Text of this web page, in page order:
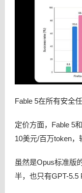
Fable 5在所有安全
定价方面，Fable 5
10美元/百万token，
虽然是Opus标准版
半，也只有GPT-5.5